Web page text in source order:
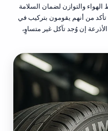
والتوازن لضمان السلامة
تأكد من أنهم يقومون بتركيب في
إن وُجد تآكل غير متساوٍ،